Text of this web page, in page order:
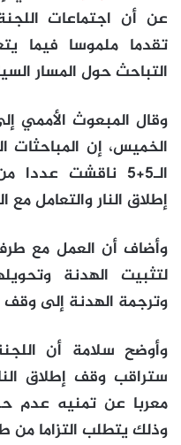
عن أن اجتماعات
تقدما ملموسا فيما
التباحث حول المسار السياسي 26
وقال المبعوث الأممي
الخميس، إن
الـ5+5 ناقشت
إطلاق النار والتعامل
وأضاف أن العمل مع
لتثبيت الهدنة
وترجمة الهدنة إلى
ستراقب وقف إطلاق
معربا عن تمنيه عدم
وذلك يتطلب التزاما من